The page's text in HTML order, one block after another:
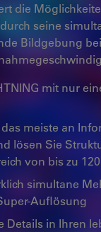
die
seine
Bildgebung
mit nur
meiste an
lösen Sie
von bis zu
simultane
Auflösung
Details in Ihren